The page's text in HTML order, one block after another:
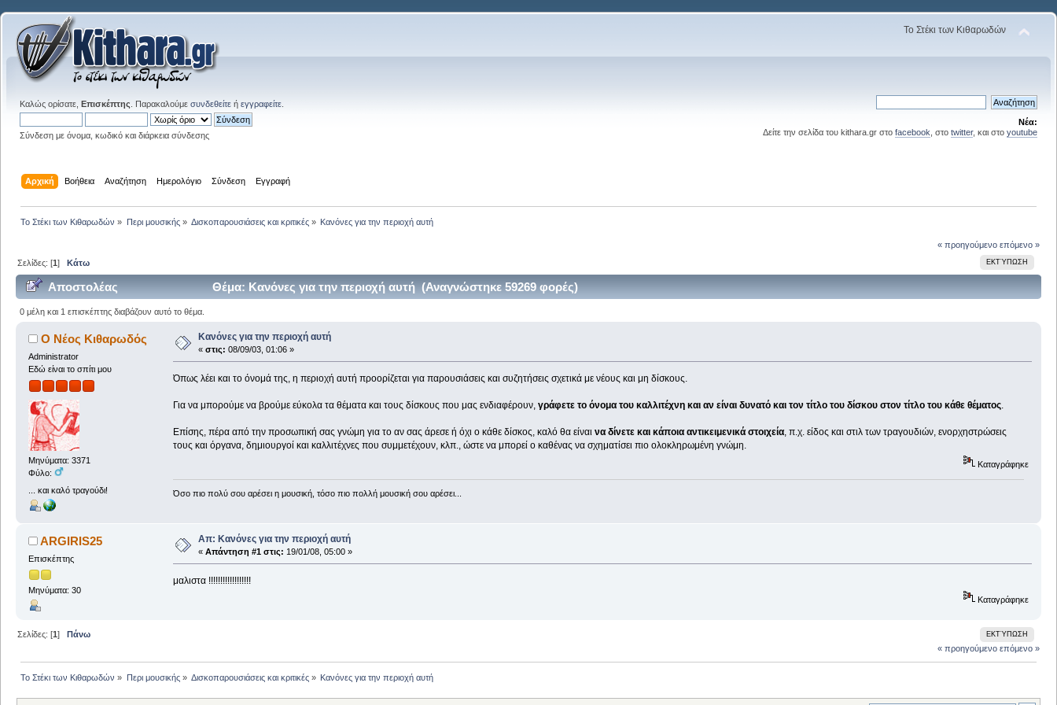
Το Στέκι των Κιθαρωδών
Καλώς ορίσατε, Επισκέπτης . Παρακαλούμε συνδεθείτε ή εγγραφείτε
Σύνδεση με όνομα, κωδικό και διάρκεια σύνδεσης
Νέα:
Δείτε την σελίδα του kithara.gr στο facebook , στο twitter, και στο youtube
Αρχική Βοήθεια Αναζήτηση Ημερολόγιο Σύνδεση Εγγραφή
Το Στέκι των Κιθαρωδών » Περι μουσικής» Δισκοπαρουσιάσεις και κριτικές» Κανόνες για την περιοχή αυτή
« προηγούμενο επόμενο »
ΕΚΤΎΠΩΣΗ
Σελίδες: [1]Κάτω
Αποστολέας Θέμα: Κανόνες για την περιοχή αυτή (Αναγνώστηκε 59269 φορές)
0 μέλη και 1 επισκέπτης διαβάζουν αυτό το θέμα.
Ο Νέος Κιθαρωδός
Administrator
Εδώ είναι το σπίτι μου
Μηνύματα: 3371
Φύλο:
... και καλό τραγούδι!
Κανόνες για την περιοχή αυτή
« στις: 08/09/03, 01:06 »
Όπως λέει και το όνομά της, η περιοχή αυτή προορίζεται για παρουσιάσεις και συζητήσεις σχετικά με νέους και μη δίσκους.
Για να μπορούμε να βρούμε εύκολα τα θέματα και τους δίσκους που μας ενδιαφέρουν, γράφετε το όνομα του καλλιτέχνη και αν είναι δυνατό και τον τίτλο του δίσκου στον τίτλο του κάθε θέματος.
Επίσης, πέρα από την προσωπική σας γνώμη για το αν σας άρεσε ή όχι ο κάθε δίσκος, καλό θα είναι να δίνετε και κάποια αντικειμενικά στοιχεία, π.χ. είδος και στιλ των τραγουδιών, ενορχηστρώσεις
τους και όργανα, δημιουργοί και καλλιτέχνες που συμμετέχουν, κλπ., ώστε να μπορεί ο καθένας να σχηματίσει πιο ολοκληρωμένη γνώμη.
Καταγράφηκε
Όσο πιο πολύ σου αρέσει η μουσική, τόσο πιο πολλή μουσική σου αρέσει...
ARGIRIS25
Επισκέπτης
Μηνύματα: 30
Απ: Κανόνες για την περιοχή αυτή
« Απάντηση #1 στις: 19/01/08, 05:00 »
μαλιστα !!!!!!!!!!!!!!!!!!
Καταγράφηκε
ΕΚΤΎΠΩΣΗ
Σελίδες: [1]
Πάνω
« προηγούμενο επόμενο »
Το Στέκι των Κιθαρωδών » Περι μουσικής» Δισκοπαρουσιάσεις και κριτικές» Κανόνες για την περιοχή αυτή